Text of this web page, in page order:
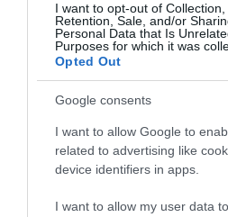
I want to opt-out of Collection,
Retention, Sale, and/or
Personal Data that Is
Purposes for which it was
Opted Out
Google consents
I want to allow Google to
related to advertising like
device identifiers in apps.
I want to allow my user data
ENERGIA
A bankvezér után az
fel a miniszter- Frissítve
Folytatódnak a kormányváltást
vállalatoknál. A mai napon
vezérigazgatóját, valamint Czepek